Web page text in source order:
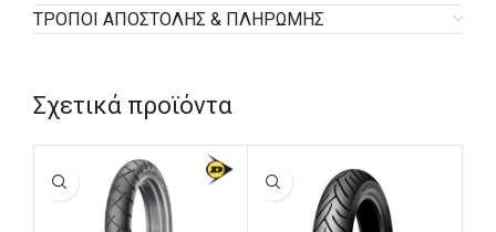
ΤΡΟΠΟΙ ΑΠΟΣΤΟΛΗΣ & ΠΛΗΡΩΜΗΣ
Σχετικά προϊόντα